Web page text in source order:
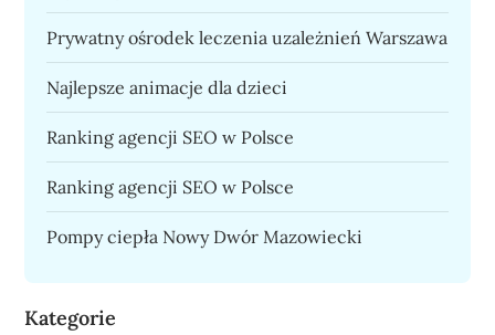
Prywatny ośrodek leczenia uzależnień Warszawa
Najlepsze animacje dla dzieci
Ranking agencji SEO w Polsce
Ranking agencji SEO w Polsce
Pompy ciepła Nowy Dwór Mazowiecki
Kategorie